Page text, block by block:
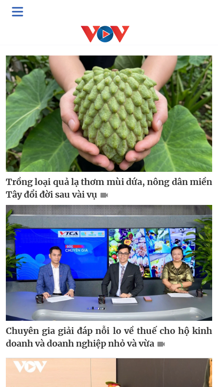
Video Podcast
Trồng loại quả lạ thơm mùi dứa, nông dân miền
Tây đổi đời sau vài vụ
Chuyên gia giải đáp nỗi lo về thuế cho hộ kinh
doanh và doanh nghiệp nhỏ và vừa